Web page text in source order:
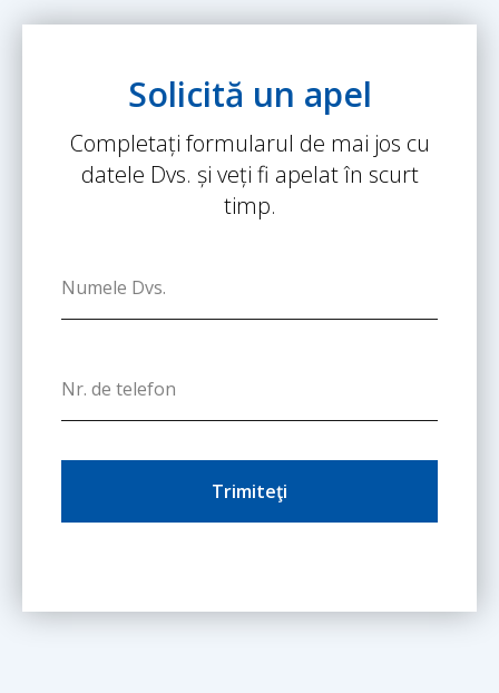
Solicită un apel
Completați formularul de mai jos cu
datele Dvs. și veți fi apelat în scurt
timp.
Trimiteţi